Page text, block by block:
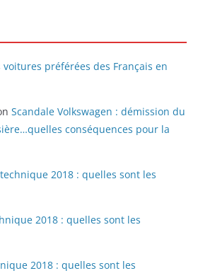
voitures préférées des Français en
Scandale Volkswagen : démission du
conséquences pour la
2018 : quelles sont les
2018 : quelles sont les
2018 : quelles sont les